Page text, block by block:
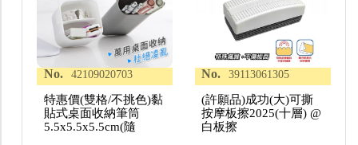
No. 42109020703
特惠價(雙格/不挑色)黏
貼式桌面收納筆筒
5.5x5.5x5.5cm(隨
No. 39113061305
(許願品)成功(大)可撕
按摩板擦2025(十層) @
白板擦